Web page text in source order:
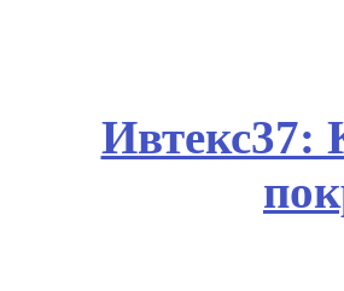
Ивтекс37: